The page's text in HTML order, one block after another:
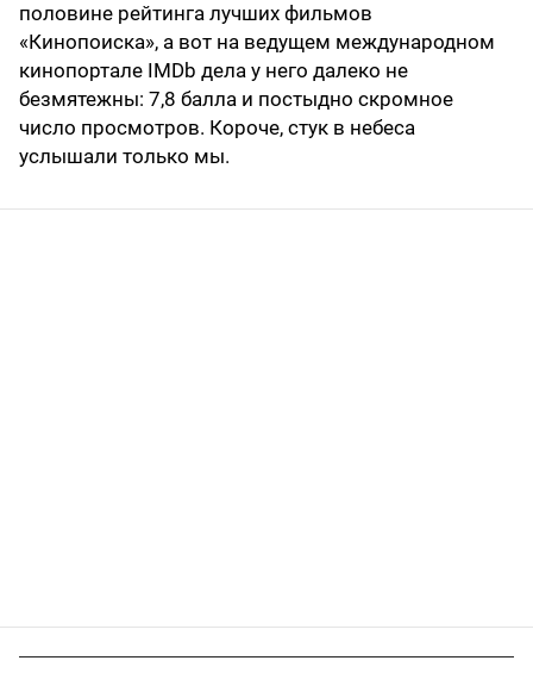
половине рейтинга лучших фильмов
«Кинопоиска», а вот на ведущем международном
кинопортале IMDb дела у него далеко не
безмятежны: 7,8 балла и постыдно скромное
число просмотров. Короче, стук в небеса
услышали только мы.